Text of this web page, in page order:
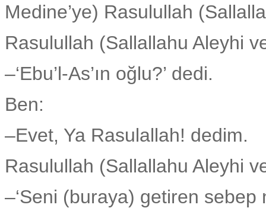
Medine’ye) Rasulullah
Rasulullah (Sallallahu Aleyhi
–‘Ebu’l-As’ın oğlu?’ dedi.
Ben:
–Evet, Ya Rasulallah! dedim.
Rasulullah (Sallallahu Aleyhi
–‘Seni (buraya) getiren sebep